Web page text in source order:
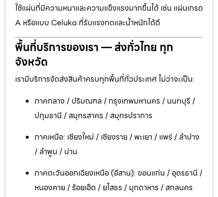
ใช้แผ่นที่มีความหนาและความแข็งแรงมากขึ้นได้ เช่น แผ่นเกรด
A หรือแบบ Celuka ที่รับแรงกดและน้ำหนักได้ดี
พื้นที่บริการของเรา — ส่งทั่วไทย ทุก
จังหวัด
เรามีบริการจัดส่งสินค้าครบทุกพื้นที่ทั่วประเทศ ไม่ว่าจะเป็น:
ภาคกลาง / ปริมณฑล / กรุงเทพมหานคร / นนทบุรี /
ปทุมธานี / สมุทรสาคร / สมุทรปราการ
ภาคเหนือ: เชียงใหม่ / เชียงราย / พะเยา / แพร่ / ลำปาง
/ ลำพูน / น่าน
ภาคตะวันออกเฉียงเหนือ (อีสาน): ขอนแก่น / อุดรธานี /
หนองคาย / ร้อยเอ็ด / ยโสธร / มุกดาหาร / สกลนคร